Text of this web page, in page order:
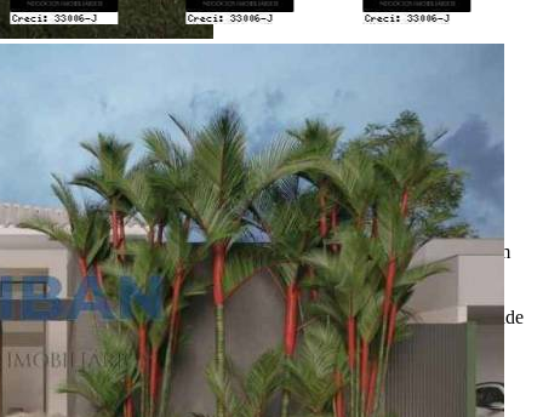
* Valores, disponibilidade e demais informações estão sujeitas à
alterações. SEMPRE consulte o anunciante sobre as condições e
informações atualizadas do imóvel anunciado.
Portal Casa Bauru, incluindo todos seus colaboradores, não
realizam qualquer intermediação e não participam de nenhuma
negociação dos imóveis anunciados.
Todas as informações e imagens deste anúncio fazem parte de um
anúncio publicitário e foram fornecidas pelo anunciante Liban -
Negócios Imobiliários.
OPortal Casa Bauru não tem controle e não garante a veracidade
destas informações.
Móveis e demais objetos exibidos nas fotos não fazem parte da
oferta. Contate o anunciante para confirmar a disponibilidade e
condições detalhadas para negociação deste imóvel.